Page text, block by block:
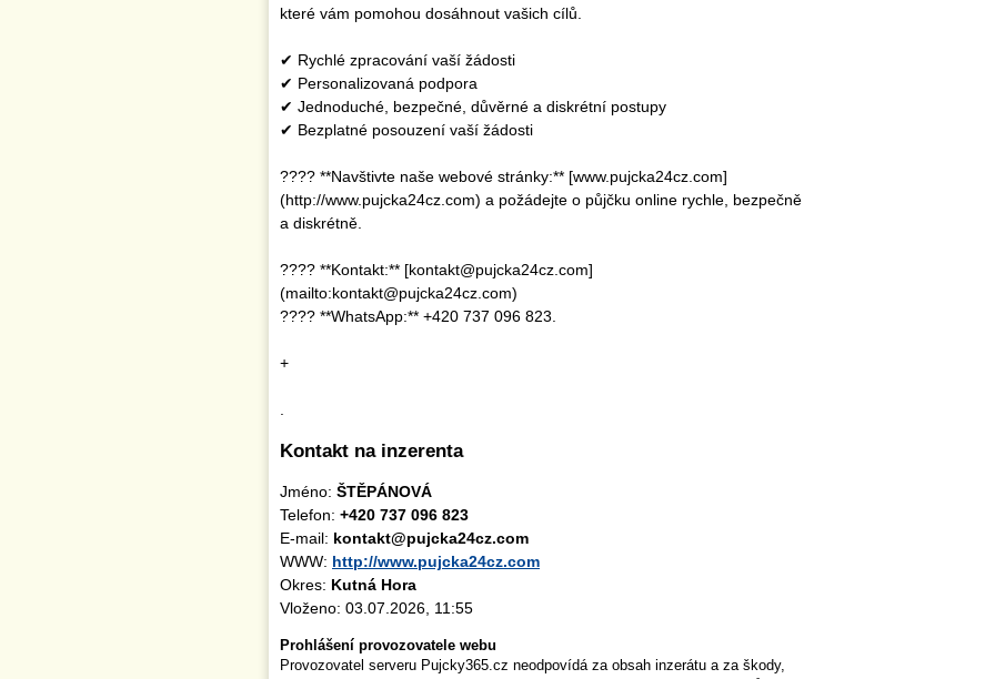
které vám pomohou dosáhnout vašich cílů.
✔ Rychlé zpracování vaší žádosti
✔ Personalizovaná podpora
✔ Jednoduché, bezpečné, důvěrné a diskrétní postupy
✔ Bezplatné posouzení vaší žádosti
???? **Navštivte naše webové stránky:** [www.pujcka24cz.com]
(http://www.pujcka24cz.com) a požádejte o půjčku online rychle, bezpečně
a diskrétně.
???? **Kontakt:** [kontakt@pujcka24cz.com]
(mailto:kontakt@pujcka24cz.com)
???? **WhatsApp:** +420 737 096 823.
+
Kontakt na inzerenta
Jméno: ŠTĚPÁNOVÁ
Telefon: +420 737 096 823
E-mail: kontakt@pujcka24cz.com
WWW: http://www.pujcka24cz.com
Okres: Kutná Hora
Vloženo: 03.07.2026, 11:55
Prohlášení provozovatele webu
Provozovatel serveru Pujcky365.cz neodpovídá za obsah inzerátu a za škody,